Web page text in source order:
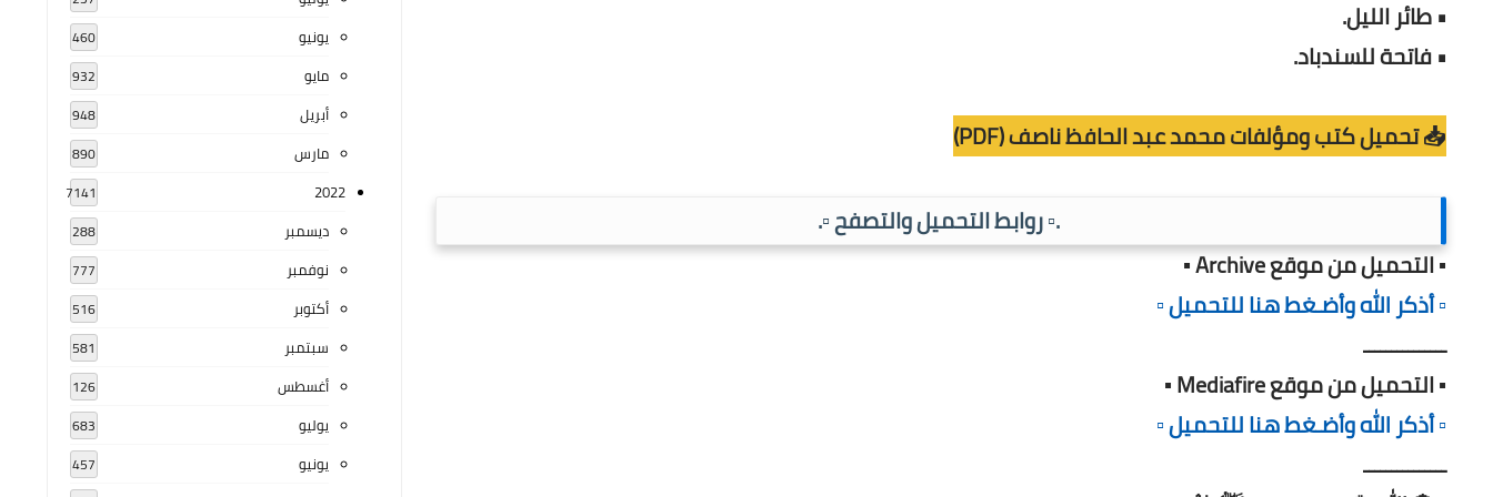
• طائر الليل.
• فاتحة للسندباد.
📥 تحميل كتب ومؤلفات محمد عبد الحافظ ناصف (PDF)
.▫️ روابط التحميل والتصفح ▫️.
▪️ التحميل من موقع Archive ▪️
▫️ أذكر الله وأضـغط هنا للتحميل ▫️
ـــــــــــــــ
▪️ التحميل من موقع Mediafire ▪️
▫️ أذكر الله وأضـغط هنا للتحميل ▫️
ـــــــــــــــ
يونيو 460
مايو 932
أبريل 948
مارس 890
2022
7141
ديسمبر 288
نوفمبر 777
أكتوبر 516
سبتمبر 581
أغسطس 126
يوليو 683
يونيو 457